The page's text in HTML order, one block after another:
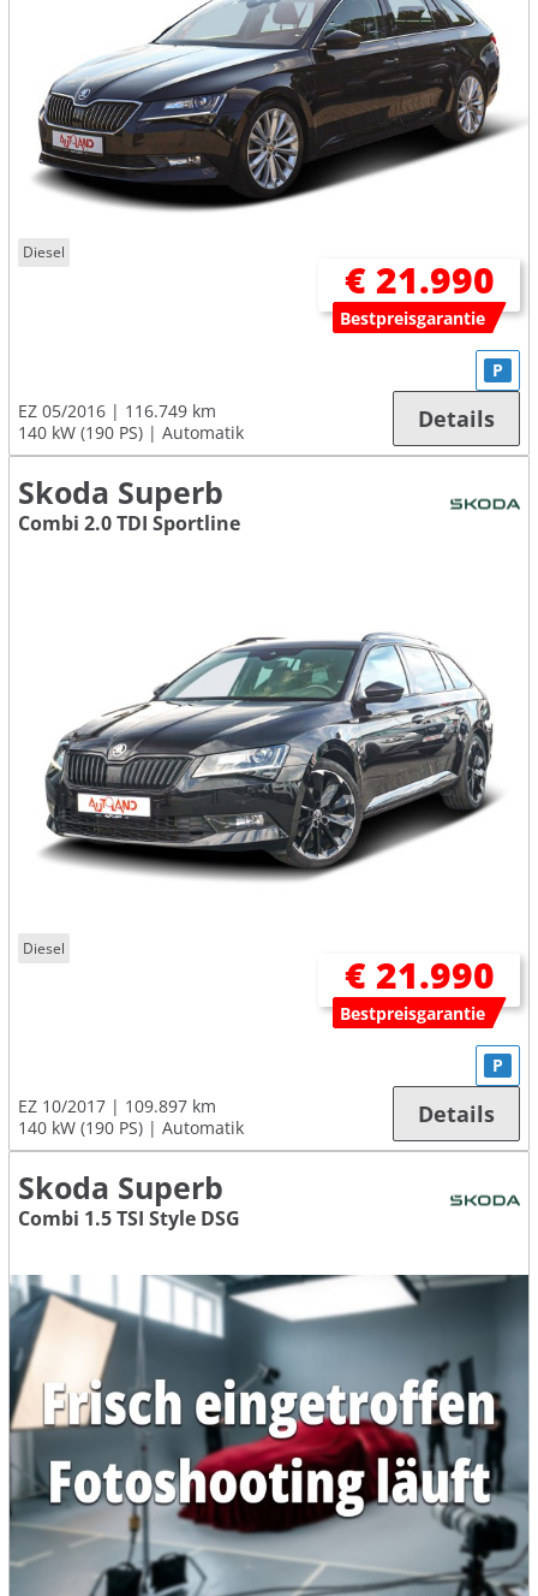
Diesel
€ 21.990
Bestpreisgarantie
EZ 05/2016
116.749 km
140 kW (190 PS)
Automatik
P
Details
Skoda Superb
Combi 2.0 TDI Sportline
Diesel
€ 21.990
Bestpreisgarantie
EZ 10/2017
109.897 km
140 kW (190 PS)
Automatik
P
Details
Skoda Superb
Combi 1.5 TSI Style DSG